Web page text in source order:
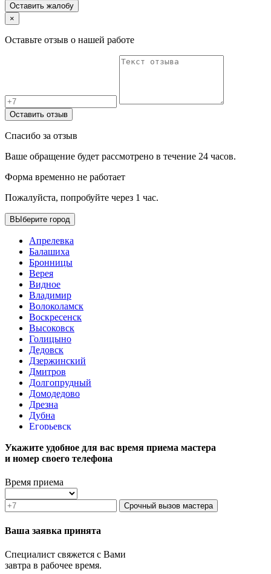
Оставить жалобу
×
Оставьте отзыв о нашей работе
Оставить отзыв
Спасибо за отзыв
Ваше обращение будет рассмотрено в течение 24 часов.
Форма временно не работает
Пожалуйста, попробуйте через 1 час.
ВЫберите город
Апрелевка
Балашиха
Бронницы
Верея
Видное
Владимир
Волоколамск
Воскресенск
Высоковск
Голицыно
Дедовск
Дзержинский
Дмитров
Долгопрудный
Домодедово
Дрезна
Дубна
Егорьевск
Жуковский
Зарайск
Зеленоград
Ивантеевка
Истра
Кашира
Клин
Королёв
Котельники
Укажите удобное для вас время приема мастера
и номер своего телефона
Время приема
Срочный вызов мастера
Ваша заявка принята
Специалист свяжется с Вами
завтра в рабочее время.